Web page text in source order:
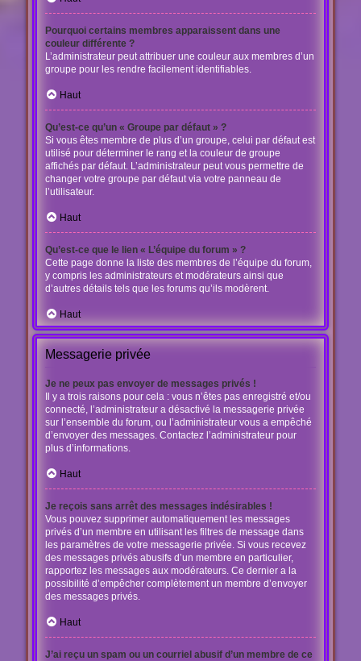
Pourquoi certains membres apparaissent dans une
couleur différente ?
L’administrateur peut attribuer une couleur aux membres d’un
groupe pour les rendre facilement identifiables.
Haut
Qu’est-ce qu’un « Groupe par défaut » ?
Si vous êtes membre de plus d’un groupe, celui par défaut est
utilisé pour déterminer le rang et la couleur de groupe
affichés par défaut. L’administrateur peut vous permettre de
changer votre groupe par défaut via votre panneau de
l’utilisateur.
Haut
Qu’est-ce que le lien « L’équipe du forum » ?
Cette page donne la liste des membres de l’équipe du forum,
y compris les administrateurs et modérateurs ainsi que
d’autres détails tels que les forums qu’ils modèrent.
Haut
Messagerie privée
Je ne peux pas envoyer de messages privés !
Il y a trois raisons pour cela : vous n’êtes pas enregistré et/ou
connecté, l’administrateur a désactivé la messagerie privée
sur l’ensemble du forum, ou l’administrateur vous a empêché
d’envoyer des messages. Contactez l’administrateur pour
plus d’informations.
Haut
Je reçois sans arrêt des messages indésirables !
Vous pouvez supprimer automatiquement les messages
privés d’un membre en utilisant les filtres de message dans
les paramètres de votre messagerie privée. Si vous recevez
des messages privés abusifs d’un membre en particulier,
rapportez les messages aux modérateurs. Ce dernier a la
possibilité d’empêcher complètement un membre d’envoyer
des messages privés.
Haut
J’ai reçu un spam ou un courriel abusif d’un membre de ce